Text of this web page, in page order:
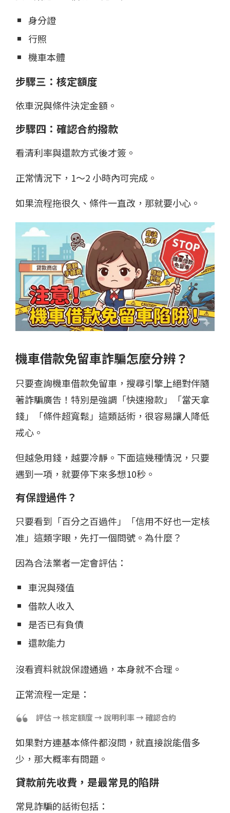
身分證
行照
機車本體
步驟三：核定額度
依車況與條件決定金額。
步驟四：確認合約撥款
看清利率與還款方式後才簽。
正常情況下，1～2 小時內可完成。
如果流程拖很久、條件一直改，那就要小心。
機車借款免留車詐騙怎麼分辨？
只要查詢機車借款免留車，搜尋引擎上絕對伴隨
著詐騙廣告！特別是強調「快速撥款」「當天拿
錢」「條件超寬鬆」這類話術，很容易讓人降低
戒心。
但越急用錢，越要冷靜。下面這幾種情況，只要
遇到一項，就要停下來多想10秒。
有保證過件？
只要看到「百分之百過件」「信用不好也一定核
准」這類字眼，先打一個問號。為什麼？
因為合法業者一定會評估：
車況與殘值
借款人收入
是否已有負債
還款能力
沒看資料就說保證通過，本身就不合理。
正常流程一定是：
評估 → 核定額度 → 說明利率 → 確認合約
如果對方連基本條件都沒問，就直接說能借多
少，那大概率有問題。
貸款前先收費，是最常見的陷阱
常見詐騙的話術包括：